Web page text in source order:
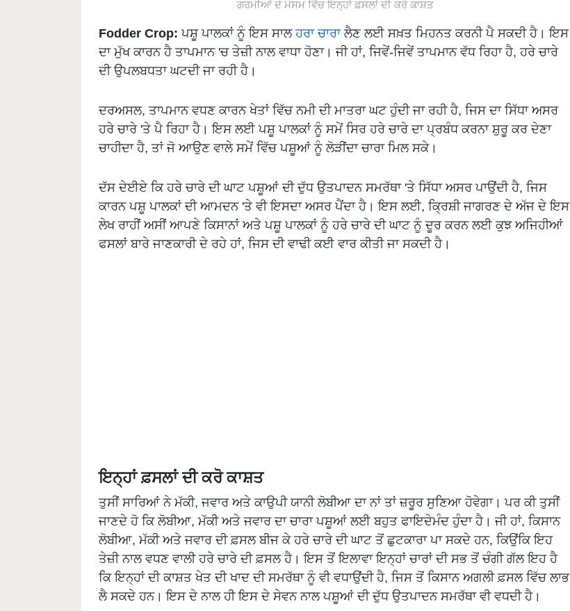
ਗਰਮੀਆਂ ਦੇ ਮੌਸਮ ਵਿੱਚ ਇਨ੍ਹਾਂ ਫ਼ਸਲਾਂ ਦੀ ਕਰੋ ਕਾਸ਼ਤ
Fodder Crop: ਪਸ਼ੂ ਪਾਲਕਾਂ ਨੂੰ ਇਸ ਸਾਲਹਰਾ ਚਾਰਾਲੈਣ ਲਈ ਸਖ਼ਤ ਮਿਹਨਤ ਕਰਨੀ ਪੈ ਸਕਦੀ ਹੈ। ਇਸ
ਦਾ ਮੁੱਖ ਕਾਰਨ ਹੈ ਤਾਪਮਾਨ 'ਚ ਤੇਜ਼ੀ ਨਾਲ ਵਾਧਾ ਹੋਣਾ। ਜੀ ਹਾਂ, ਜਿਵੇਂ-ਜਿਵੇਂ ਤਾਪਮਾਨ ਵੱਧ ਰਿਹਾ ਹੈ, ਹਰੇ ਚਾਰੇ
ਦੀ ਉਪਲਬਧਤਾ ਘਟਦੀ ਜਾ ਰਹੀ ਹੈ।
ਦਰਅਸਲ, ਤਾਪਮਾਨ ਵਧਣ ਕਾਰਨ ਖੇਤਾਂ ਵਿੱਚ ਨਮੀ ਦੀ ਮਾਤਰਾ ਘਟ ਹੁੰਦੀ ਜਾ ਰਹੀ ਹੈ, ਜਿਸ ਦਾ ਸਿੱਧਾ ਅਸਰ
ਹਰੇ ਚਾਰੇ 'ਤੇ ਪੈ ਰਿਹਾ ਹੈ। ਇਸ ਲਈ ਪਸ਼ੂ ਪਾਲਕਾਂ ਨੂੰ ਸਮੇਂ ਸਿਰ ਹਰੇ ਚਾਰੇ ਦਾ ਪ੍ਰਬੰਧ ਕਰਨਾ ਸ਼ੁਰੂ ਕਰ ਦੇਣਾ
ਚਾਹੀਦਾ ਹੈ, ਤਾਂ ਜੋ ਆਉਣ ਵਾਲੇ ਸਮੇਂ ਵਿੱਚ ਪਸ਼ੂਆਂ ਨੂੰ ਲੋੜੀਂਦਾ ਚਾਰਾ ਮਿਲ ਸਕੇ।
ਦੱਸ ਦੇਈਏ ਕਿ ਹਰੇ ਚਾਰੇ ਦੀ ਘਾਟ ਪਸ਼ੂਆਂ ਦੀ ਦੁੱਧ ਉਤਪਾਦਨ ਸਮਰੱਥਾ 'ਤੇ ਸਿੱਧਾ ਅਸਰ ਪਾਉਂਦੀ ਹੈ, ਜਿਸ
ਕਾਰਨ ਪਸ਼ੂ ਪਾਲਕਾਂ ਦੀ ਆਮਦਨ 'ਤੇ ਵੀ ਇਸਦਾ ਅਸਰ ਪੈਂਦਾ ਹੈ। ਇਸ ਲਈ, ਕ੍ਰਿਸ਼ੀ ਜਾਗਰਣ ਦੇ ਅੱਜ ਦੇ ਇਸ
ਲੇਖ ਰਾਹੀਂ ਅਸੀਂ ਆਪਣੇ ਕਿਸਾਨਾਂ ਅਤੇ ਪਸ਼ੂ ਪਾਲਕਾਂ ਨੂੰ ਹਰੇ ਚਾਰੇ ਦੀ ਘਾਟ ਨੂੰ ਦੂਰ ਕਰਨ ਲਈ ਕੁਝ ਅਜਿਹੀਆਂ
ਫਸਲਾਂ ਬਾਰੇ ਜਾਣਕਾਰੀ ਦੇ ਰਹੇ ਹਾਂ, ਜਿਸ ਦੀ ਵਾਢੀ ਕਈ ਵਾਰ ਕੀਤੀ ਜਾ ਸਕਦੀ ਹੈ।
ਇਨ੍ਹਾਂ ਫ਼ਸਲਾਂ ਦੀ ਕਰੋ ਕਾਸ਼ਤ
ਤੁਸੀਂ ਸਾਰਿਆਂ ਨੇ ਮੱਕੀ, ਜਵਾਰ ਅਤੇ ਕਾਉਪੀ ਯਾਨੀ ਲੋਬੀਆ ਦਾ ਨਾਂ ਤਾਂ ਜ਼ਰੂਰ ਸੁਣਿਆ ਹੋਵੇਗਾ। ਪਰ ਕੀ ਤੁਸੀਂ
ਜਾਣਦੇ ਹੋ ਕਿ ਲੋਬੀਆ, ਮੱਕੀ ਅਤੇ ਜਵਾਰ ਦਾ ਚਾਰਾ ਪਸ਼ੂਆਂ ਲਈ ਬਹੁਤ ਫਾਇਦੇਮੰਦ ਹੁੰਦਾ ਹੈ। ਜੀ ਹਾਂ, ਕਿਸਾਨ
ਲੋਬੀਆ, ਮੱਕੀ ਅਤੇ ਜਵਾਰ ਦੀ ਫ਼ਸਲ ਬੀਜ ਕੇ ਹਰੇ ਚਾਰੇ ਦੀ ਘਾਟ ਤੋਂ ਛੁਟਕਾਰਾ ਪਾ ਸਕਦੇ ਹਨ, ਕਿਉਂਕਿ ਇਹ
ਤੇਜ਼ੀ ਨਾਲ ਵਧਣ ਵਾਲੀ ਹਰੇ ਚਾਰੇ ਦੀ ਫ਼ਸਲ ਹੈ। ਇਸ ਤੋਂ ਇਲਾਵਾ ਇਨ੍ਹਾਂ ਚਾਰਾਂ ਦੀ ਸਭ ਤੋਂ ਚੰਗੀ ਗੱਲ ਇਹ ਹੈ
ਕਿ ਇਨ੍ਹਾਂ ਦੀ ਕਾਸ਼ਤ ਖੇਤ ਦੀ ਖਾਦ ਦੀ ਸਮਰੱਥਾ ਨੂੰ ਵੀ ਵਧਾਉਂਦੀ ਹੈ, ਜਿਸ ਤੋਂ ਕਿਸਾਨ ਅਗਲੀ ਫ਼ਸਲ ਵਿੱਚ ਲਾਭ
ਲੈ ਸਕਦੇ ਹਨ। ਇਸ ਦੇ ਨਾਲ ਹੀ ਇਸ ਦੇ ਸੇਵਨ ਨਾਲ ਪਸ਼ੂਆਂ ਦੀ ਦੁੱਧ ਉਤਪਾਦਨ ਸਮਰੱਥਾ ਵੀ ਵਧਦੀ ਹੈ।